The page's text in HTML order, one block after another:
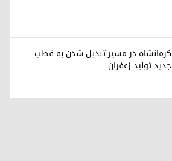
کرمانشاه در مسیر تبدیل شدن به قطب
جدید تولید زعفران